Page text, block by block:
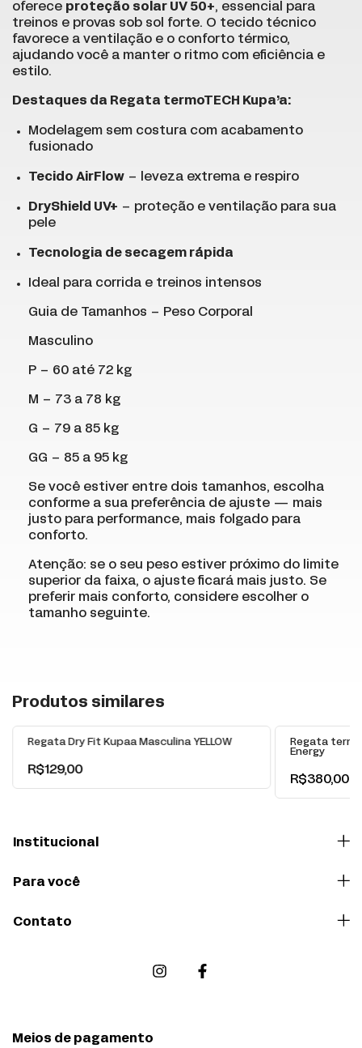
oferece proteção solar UV 50+, essencial para
treinos e provas sob sol forte. O tecido técnico
favorece a ventilação e o conforto térmico,
ajudando você a manter o ritmo com eficiência e
estilo.
Destaques da Regata termoTECH Kupa’a:
Modelagem sem costura com acabamento
fusionado
Tecido AirFlow – leveza extrema e respiro
DryShield UV+ – proteção e ventilação para sua
pele
Tecnologia de secagem rápida
Ideal para corrida e treinos intensos
Guia de Tamanhos – Peso Corporal
Masculino
P – 60 até 72 kg
M – 73 a 78 kg
G – 79 a 85 kg
GG – 85 a 95 kg
Se você estiver entre dois tamanhos, escolha
conforme a sua preferência de ajuste — mais
justo para performance, mais folgado para
conforto.
Atenção: se o seu peso estiver próximo do limite
superior da faixa, o ajuste ficará mais justo. Se
preferir mais conforto, considere escolher o
tamanho seguinte.
Produtos similares
Regata Dry Fit Kupaa Masculina YELLOW
R$129,00
+
Regata
Energy
R$380,00
Institucional
Para você
Contato
Meios de pagamento